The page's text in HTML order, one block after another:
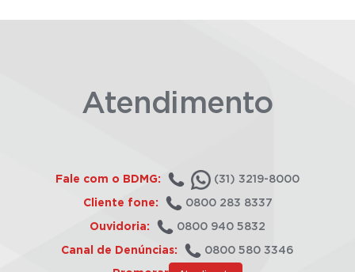
Atendimento
Fale com o BDMG: (31) 3219-8000
Cliente fone: 0800 283 8337
Ouvidoria: 0800 940 5832
Canal de Denúncias: 0800 580 3346